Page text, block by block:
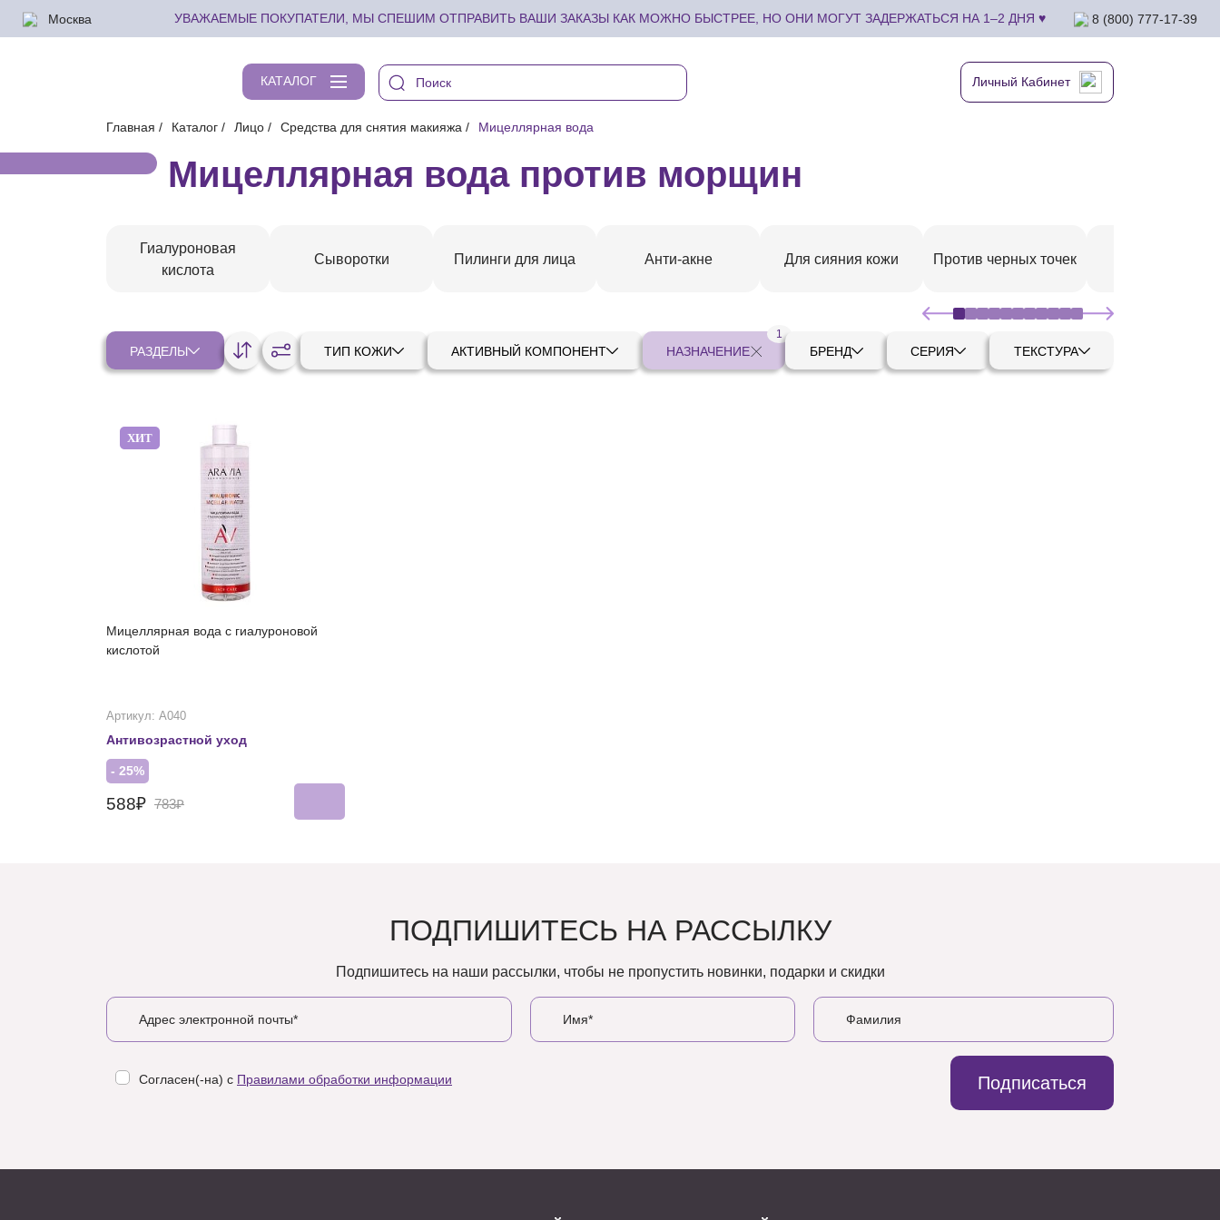
УВАЖАЕМЫЕ ПОКУПАТЕЛИ, МЫ СПЕШИМ ОТПРАВИТЬ ВАШИ ЗАКАЗЫ КАК МОЖНО БЫСТРЕЕ, НО ОНИ МОГУТ ЗАДЕРЖАТЬСЯ НА 1–2 ДНЯ ♥
Москва 8 (800) 777-17-39
КАТАЛОГ Личный Кабинет
Главная Каталог Лицо Средства для снятия макияжа Мицеллярная вода
Мицеллярная вода против морщин
Гиалуроновая
кислота
Сыворотки Пилинги для лица Анти-акне Для сияния кожи Против черных точек
РАЗДЕЛЫ ТИП КОЖИ АКТИВНЫЙ КОМПОНЕНТ НАЗНАЧЕНИЕ
1
БРЕНД СЕРИЯ ТЕКСТУРА
ХИТ
Мицеллярная вода с гиалуроновой
кислотой
Артикул: А040
Антивозрастной уход
- 25%
588₽ 783₽
ПОДПИШИТЕСЬ НА РАССЫЛКУ
Подпишитесь на наши рассылки, чтобы не пропустить новинки, подарки и скидки
Согласен(-на) с Правилами обработки информации Подписаться